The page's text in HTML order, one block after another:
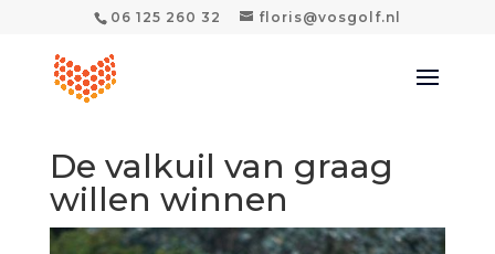
06 125 260 32 floris@vosgolf.nl
De valkuil van graag
willen winnen